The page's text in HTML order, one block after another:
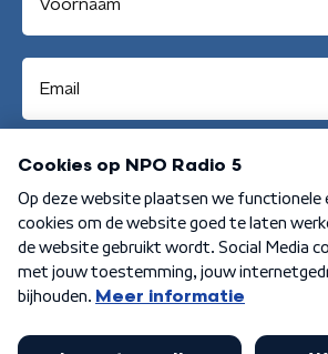
Aanmelden
Algemene voorwaarden